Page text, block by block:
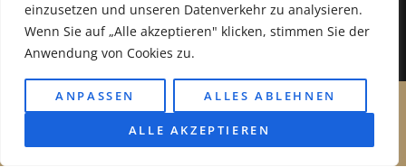
einzusetzen und unseren Datenverkehr zu analysieren.
Wenn Sie auf „Alle akzeptieren" klicken, stimmen Sie der
Anwendung von Cookies zu.
ANPASSEN ALLES ABLEHNEN
ALLE AKZEPTIEREN
Kontakt
Fakten
© 2026 CONCEPTA
Kostenlose Erstberatung
Telefon: +49 221 9865 8875